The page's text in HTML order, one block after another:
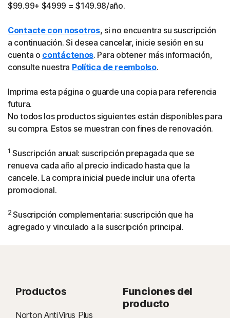
$99.99+ $4999 = $149.98/año.
Contacte con nosotros, si no encuentra su suscripción
a continuación. Si desea cancelar, inicie sesión en su
cuenta o contáctenos. Para obtener más información,
consulte nuestra Política de reembolso.
Imprima esta página o guarde una copia para referencia
futura.
No todos los productos siguientes están disponibles para
su compra. Estos se muestran con fines de renovación.
1 Suscripción anual: suscripción prepagada que se
renueva cada año al precio indicado hasta que la
cancele. La compra inicial puede incluir una oferta
promocional.
2 Suscripción complementaria: suscripción que ha
agregado y vinculado a la suscripción principal.
Productos
Norton AntiVirus Plus
Funciones del
producto